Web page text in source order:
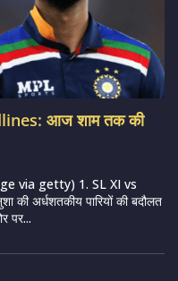
आज शाम तक की
via getty) 1. SL XI vs
की अर्धशतकीय पारियों की बदौलत
पर...